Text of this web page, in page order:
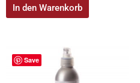
In den Warenkorb
Save